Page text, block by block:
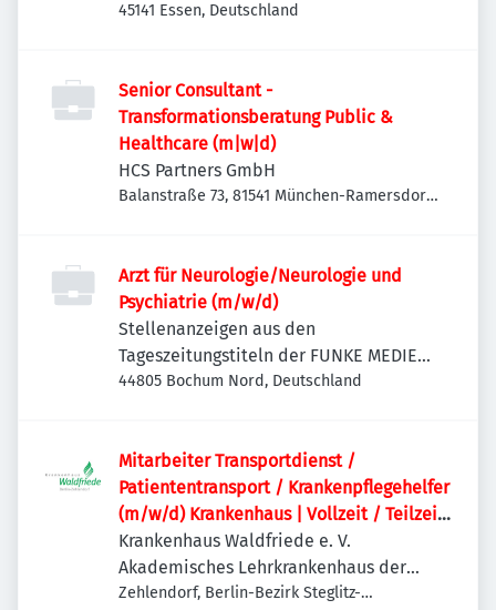
45141 Essen, Deutschland
Senior Consultant -
Transformationsberatung Public &
Healthcare (m|w|d)
HCS Partners GmbH
Balanstraße 73, 81541 München-Ramersdorf-
Arzt für Neurologie/Neurologie und
Psychiatrie (m/w/d)
Stellenanzeigen aus den
Tageszeitungstiteln der FUNKE MEDIEN
NRW
44805 Bochum Nord, Deutschland
Mitarbeiter Transportdienst /
Patiententransport / Krankenpflegehelfer
(m/w/d) Krankenhaus | Vollzeit / Teilzeit
möglich
Krankenhaus Waldfriede e. V.
Akademisches Lehrkrankenhaus der
Charité
Zehlendorf, Berlin-Bezirk Steglitz-